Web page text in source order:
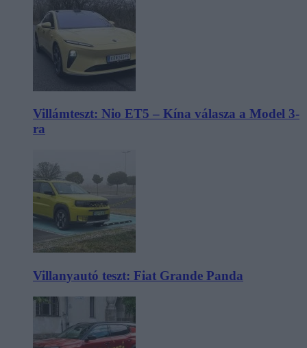
Villámteszt: Nio ET5 – Kína válasza a Model 3-
ra
Villanyautó teszt: Fiat Grande Panda